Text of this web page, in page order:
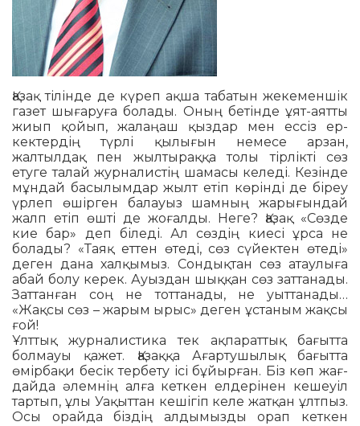
Қ
азақ тілінде де күреп ақша табатын жекеменшік
газет шығаруға болады. Оның бетінде ұят-аятты
жиып қойып, жалаңаш қыздар мен ессіз ер­
кектердің түрлі қылығын немесе арзан,
жалтылдақ пен жылтыраққа толы тірлікті сөз
етуге талай журна­лис­тің шамасы келеді. Кезінде
мұн­дай басылымдар жылт етіп көрінді де біреу
үрлеп өшірген балауыз шамның жарығындай
жалп етіп өшті де жоғал­ды. Неге? Қазақ «Сөзде
кие бар» деп бі­леді. Ал сөздің киесі ұрса не
болады? «Таяқ еттен өтеді, сөз сүйектен өте­ді»
деген дана халқымыз. Сон­дық­тан сөз атаулыға
абай болу керек. Ауыз­дан шыққан сөз заттанады.
Зат­танған соң не тоттанады, не уыттанады…
«Жақсы сөз – жарым ырыс» де­­ген ұстаным жақсы
ғой!
Ұлттық журналистика тек ақпа­рат­тық бағытта
болмауы қажет. Қа­зақ­қа Ағартушылық бағытта
өмір­бақи бесік тербету ісі бұйырған. Біз көп жағ­
дайда әлемнің алға кеткен ел­дерінен кешеуіл
тартып, ұлы Уақыттан кешігіп келе жатқан ұлтпыз.
Осы орайда біздің алдымызды орап кеткен